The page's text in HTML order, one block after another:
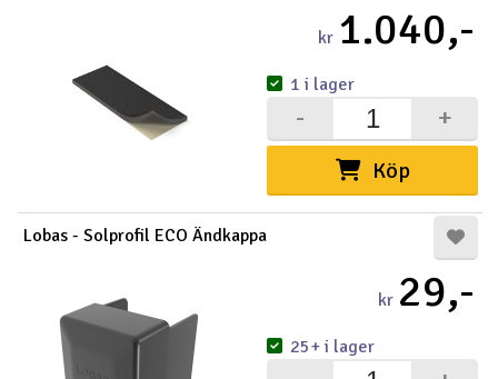
kr 1.040,-
Köp
+
-
1 i lager
Lobas - Solprofil ECO Ändkappa
kr 29,-
25+ i lager